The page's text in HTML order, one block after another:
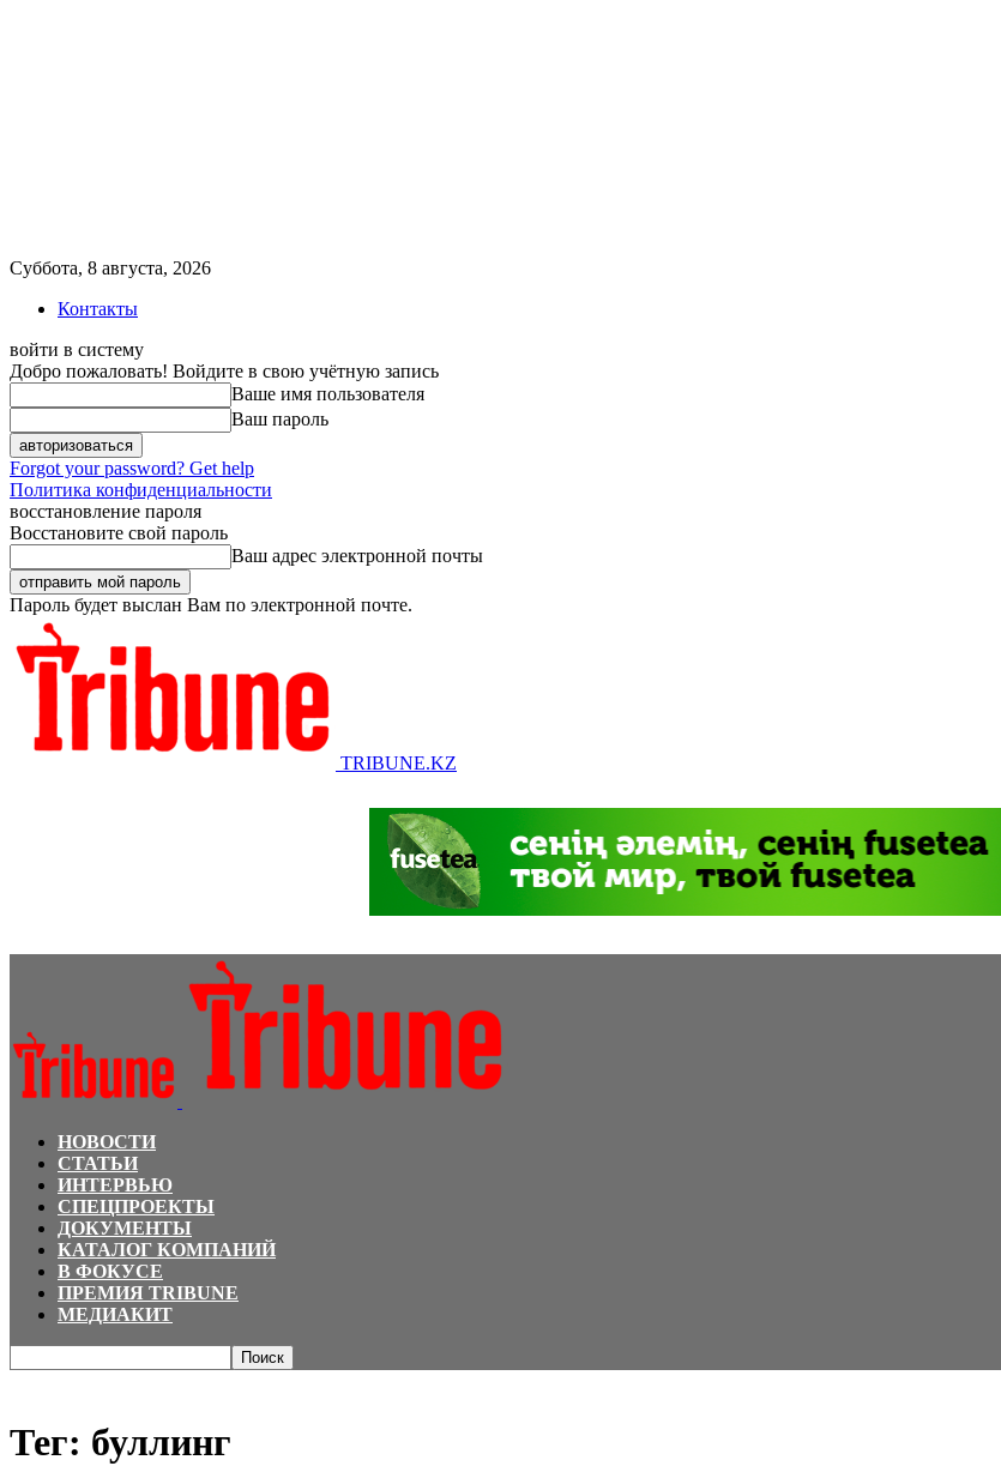
Суббота, 8 августа, 2026
Контакты
войти в систему
Добро пожаловать! Войдите в свою учётную запись
Ваше имя пользователя
Ваш пароль
Forgot your password? Get help
Политика конфиденциальности
восстановление пароля
Восстановите свой пароль
Ваш адрес электронной почты
Пароль будет выслан Вам по электронной почте.
TRIBUNE.KZ
НОВОСТИ
СТАТЬИ
ИНТЕРВЬЮ
СПЕЦПРОЕКТЫ
ДОКУМЕНТЫ
КАТАЛОГ КОМПАНИЙ
В ФОКУСЕ
ПРЕМИЯ TRIBUNE
МЕДИАКИТ
Тег: буллинг